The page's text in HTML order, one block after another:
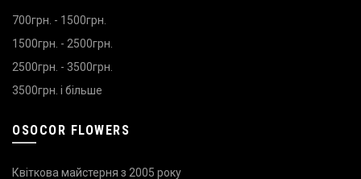
700грн. - 1500грн.
1500грн. - 2500грн.
2500грн. - 3500грн.
3500грн. і більше
OSOCOR FLOWERS
Квіткова майстерня з 2005 року